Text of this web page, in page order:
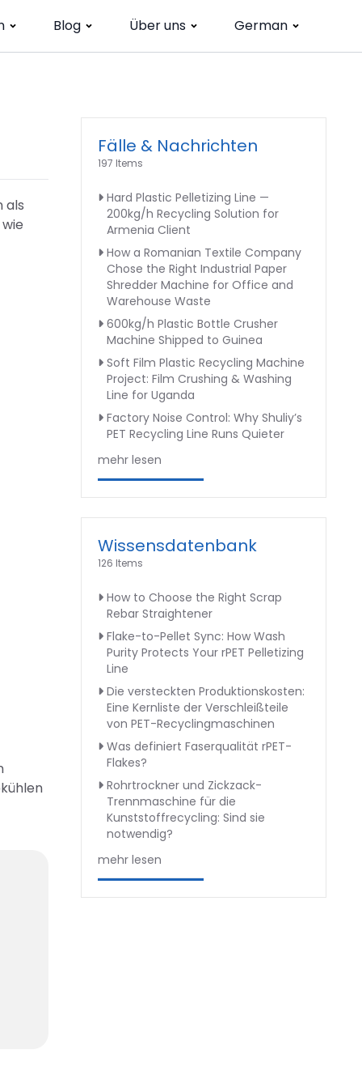
Blog Über uns German
als
Fälle & Nachrichten
197 Items
Hard Plastic Pelletizing Line —
200kg/h Recycling Solution for
Armenia Client
How a Romanian Textile Company
Chose the Right Industrial Paper
Shredder Machine for Office and
Warehouse Waste
600kg/h Plastic Bottle Crusher
Machine Shipped to Guinea
Soft Film Plastic Recycling Machine
Project: Film Crushing & Washing
Line for Uganda
Factory Noise Control: Why Shuliy’s
PET Recycling Line Runs Quieter
mehr lesen
Wissensdatenbank
126 Items
How to Choose the Right Scrap
Rebar Straightener
Flake-to-Pellet Sync: How Wash
Purity Protects Your rPET Pelletizing
Line
Die versteckten Produktionskosten:
Eine Kernliste der Verschleißteile
von PET-Recyclingmaschinen
Was definiert Faserqualität rPET-
Flakes?
Rohrtrockner und Zickzack-
Trennmaschine für die
Kunststoffrecycling: Sind sie
notwendig?
mehr lesen